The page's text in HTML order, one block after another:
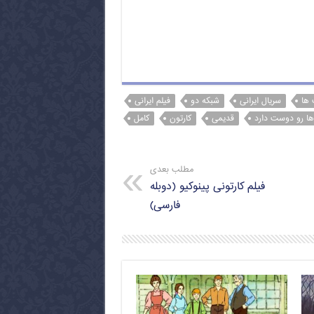
ها سریال ایرانی شبکه دو
فیلم ایرانی
رو دوست دارد قدیمی کارتون
کامل
مطلب بعدی
فیلم کارتونی پینوکیو (دوبله
فارسی)